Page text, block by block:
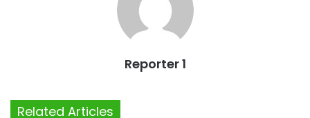
Reporter 1
Related Articles